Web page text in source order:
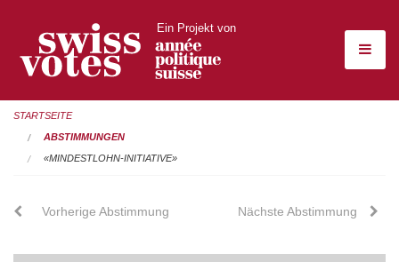
Ein Projekt von
STARTSEITE
ABSTIMMUNGEN
«MINDESTLOHN-INITIATIVE»
Vorherige Abstimmung Nächste Abstimmung